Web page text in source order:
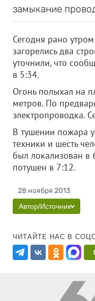
замыкание
Сегодня рано
загорелись два
уточнили, что
в 5:34.
Огонь полыхал на
метров. По
электропроводка.
В тушении пожара
техники и шесть
был локализован в
потушен в
28 ноября 2013
Автор/Источник
ЧИТАЙТЕ НАС В